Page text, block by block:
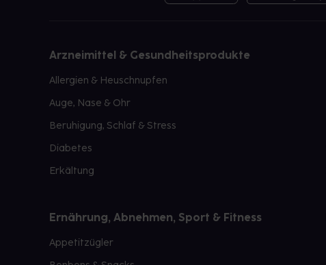
Arzneimittel & Gesundheitsprodukte
Allergien & Heuschnupfen
Auge, Nase & Ohr
Beruhigung, Schlaf & Stress
Diabetes
Erkältung
Ernährung, Abnehmen, Sport & Fitness
Appetitzügler